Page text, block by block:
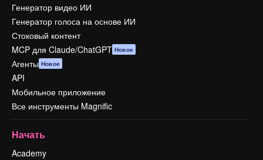
Генератор видео ИИ
Генератор голоса на основе ИИ
Стоковый контент
MCP для Claude/ChatGPT Новое
Агенты Новое
API
Мобильное приложение
Все инструменты Magnific
Начать
Academy